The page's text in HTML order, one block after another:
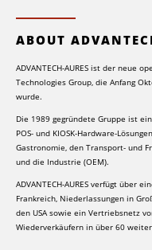
ABOUT
ADVANTECH-AURES ist der neue
Technologies Group, die Anfang
wurde.
Die 1989 gegründete Gruppe ist
POS- und KIOSK-Hardware-
Gastronomie, den Transport- und
und die Industrie (OEM).
ADVANTECH-AURES verfügt über
Frankreich, Niederlassungen in
den USA sowie ein Vertriebsnetz
Wiederverkäufern in über 60